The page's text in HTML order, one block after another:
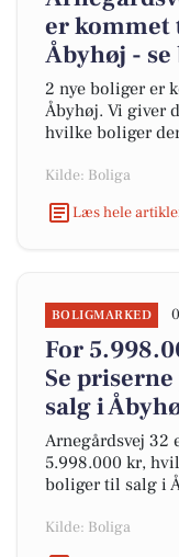
er kommet
Åbyhøj -
2 nye boliger er
Åbyhøj. Vi giver
hvilke boliger
Kilde: Boliga
Læs hele
BOLIGMARKED
For
Se
salg i
Arnegårdsvej
5.998.000 kr,
boliger til salg i
Kilde: Boliga